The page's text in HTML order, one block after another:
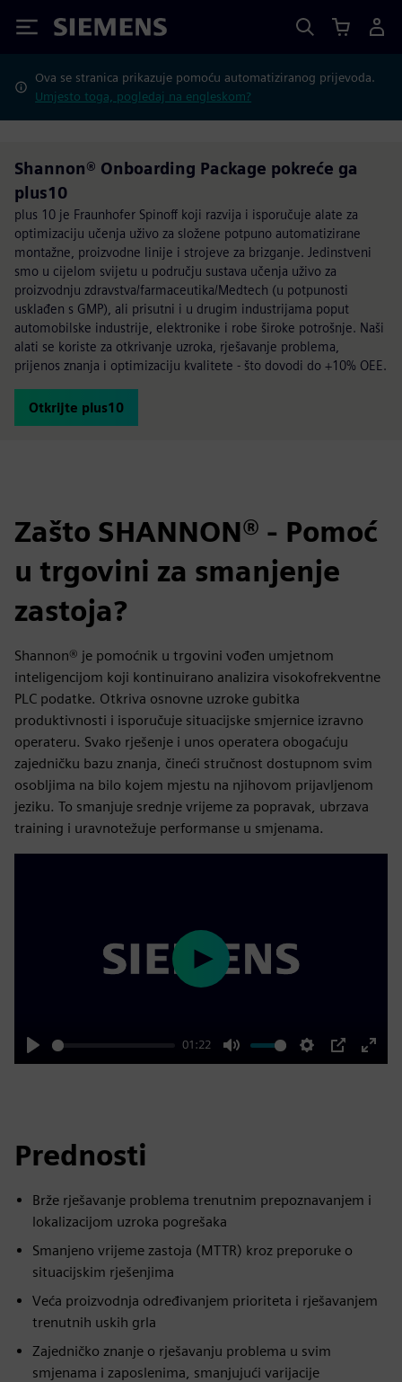
Siemens
Ova se stranica prikazuje pomoću automatiziranog prijevoda.
Umjesto toga, pogledaj na engleskom?
Shannon® Onboarding Package pokreće ga
plus10
plus 10 je Fraunhofer Spinoff koji razvija i isporučuje alate za
optimizaciju učenja uživo za složene potpuno automatizirane
montažne, proizvodne linije i strojeve za brizganje. Jedinstveni
smo u cijelom svijetu u području sustava učenja uživo za
proizvodnju zdravstva/farmaceutika/Medtech (u potpunosti
usklađen s GMP), ali prisutni i u drugim industrijama poput
automobilske industrije, elektronike i robe široke potrošnje. Naši
alati se koriste za otkrivanje uzroka, rješavanje problema,
prijenos znanja i optimizaciju kvalitete - što dovodi do +10% OEE.
Otkrijte plus10
Zašto SHANNON® - Pomoć
u trgovini za smanjenje
zastoja?
Shannon® je pomoćnik u trgovini vođen umjetnom
inteligencijom koji kontinuirano analizira visokofrekventne
PLC podatke. Otkriva osnovne uzroke gubitka
produktivnosti i isporučuje situacijske smjernice izravno
operateru. Svako rješenje i unos operatera obogaćuju
zajedničku bazu znanja, čineći stručnost dostupnom svim
osobljima na bilo kojem mjestu na njihovom prijavljenom
jeziku. To smanjuje srednje vrijeme za popravak, ubrzava
training i uravnotežuje performanse u smjenama.
Play
01:22
Mute Settings
PIP
Enter
Play
Prednosti
Brže rješavanje problema trenutnim prepoznavanjem i
lokalizacijom uzroka pogrešaka
Smanjeno vrijeme zastoja (MTTR) kroz preporuke o
situacijskim rješenjima
Veća proizvodnja određivanjem prioriteta i rješavanjem
trenutnih uskih grla
Zajedničko znanje o rješavanju problema u svim
smjenama i zaposlenima, smanjujući varijacije